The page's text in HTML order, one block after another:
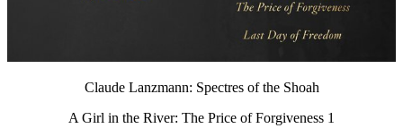
Claude Lanzmann: Spectres of the Shoah
A Girl in the River: The Price of Forgiveness 1